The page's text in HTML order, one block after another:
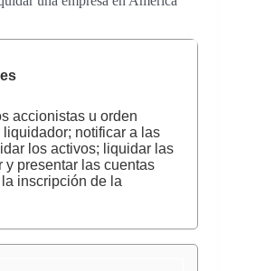
accionistas u orden
notificar a las
los activos; liquidar las
y presentar las cuentas
inscripción de la